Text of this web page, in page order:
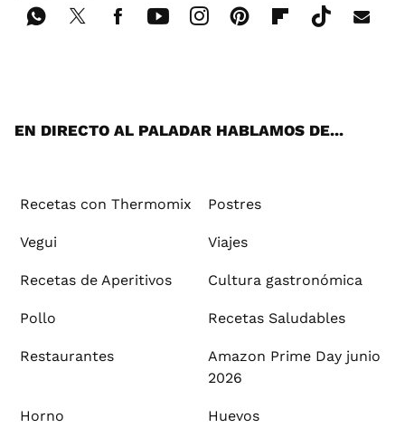
EN DIRECTO AL PALADAR HABLAMOS DE...
Recetas con Thermomix Postres
Vegui Viajes
Recetas de Aperitivos Cultura gastronómica
Pollo Recetas Saludables
Restaurantes
Amazon Prime Day junio
2026
Horno Huevos